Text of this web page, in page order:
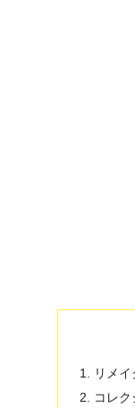
リメ
コレ